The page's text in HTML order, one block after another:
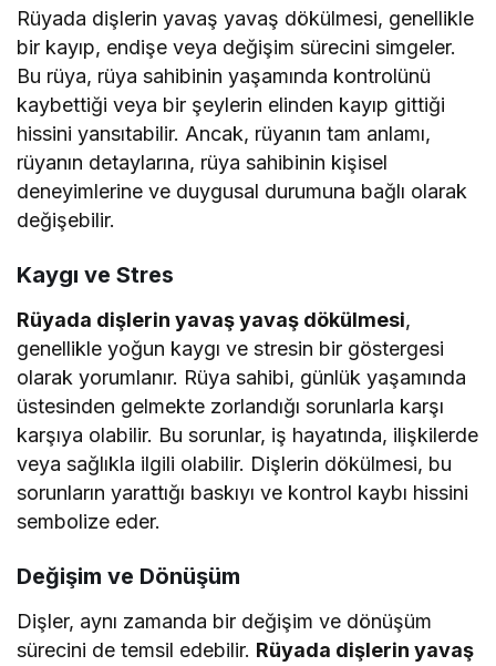
Rüyada dişlerin yavaş yavaş dökülmesi, genellikle
bir kayıp, endişe veya değişim sürecini simgeler.
Bu rüya, rüya sahibinin yaşamında kontrolünü
kaybettiği veya bir şeylerin elinden kayıp gittiği
hissini yansıtabilir. Ancak, rüyanın tam anlamı,
rüyanın detaylarına, rüya sahibinin kişisel
deneyimlerine ve duygusal durumuna bağlı olarak
değişebilir.
Kaygı ve Stres
Rüyada dişlerin yavaş yavaş dökülmesi,
genellikle yoğun kaygı ve stresin bir göstergesi
olarak yorumlanır. Rüya sahibi, günlük yaşamında
üstesinden gelmekte zorlandığı sorunlarla karşı
karşıya olabilir. Bu sorunlar, iş hayatında, ilişkilerde
veya sağlıkla ilgili olabilir. Dişlerin dökülmesi, bu
sorunların yarattığı baskıyı ve kontrol kaybı hissini
sembolize eder.
Değişim ve Dönüşüm
Dişler, aynı zamanda bir değişim ve dönüşüm
sürecini de temsil edebilir. Rüyada dişlerin yavaş